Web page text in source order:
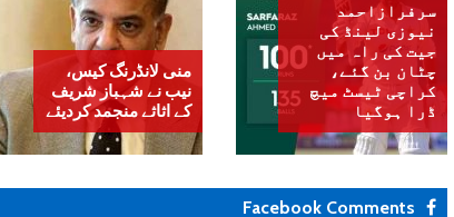
سرفرازاحمد
نیوزی لینڈ کی
جیت کی راہ میں
چٹان بن گئے،
کراچی ٹیسٹ میچ
ڈرا ہوگیا
منی لانڈرنگ کیس،
نیب نے شہباز شریف
کے اثاثے منجمد کردیئے
Facebook Comments